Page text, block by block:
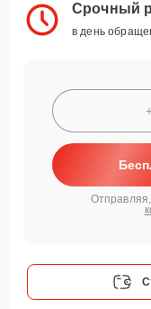
Срочный
в день